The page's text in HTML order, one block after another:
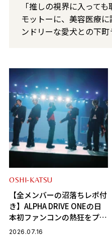
「推しの視界に入って
モットーに、美容医療
ンドリーな愛犬との下町
OSHI-KATSU
【全メンバーの沼落ちレポ付
き】ALPHA DRIVE ONEの日
本初ファンコンの熱狂をプレ
イバック！
2026.07.16